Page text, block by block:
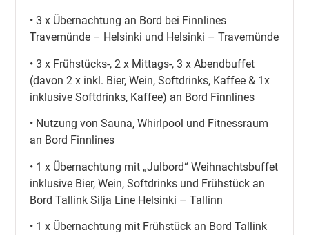
• 3 x Übernachtung an Bord bei Finnlines
Travemünde – Helsinki und Helsinki – Travemünde
• 3 x Frühstücks-, 2 x Mittags-, 3 x Abendbuffet
(davon 2 x inkl. Bier, Wein, Softdrinks, Kaffee & 1x
inklusive Softdrinks, Kaffee) an Bord Finnlines
• Nutzung von Sauna, Whirlpool und Fitnessraum
an Bord Finnlines
• 1 x Übernachtung mit „Julbord“ Weihnachtsbuffet
inklusive Bier, Wein, Softdrinks und Frühstück an
Bord Tallink Silja Line Helsinki – Tallinn
• 1 x Übernachtung mit Frühstück an Bord Tallink